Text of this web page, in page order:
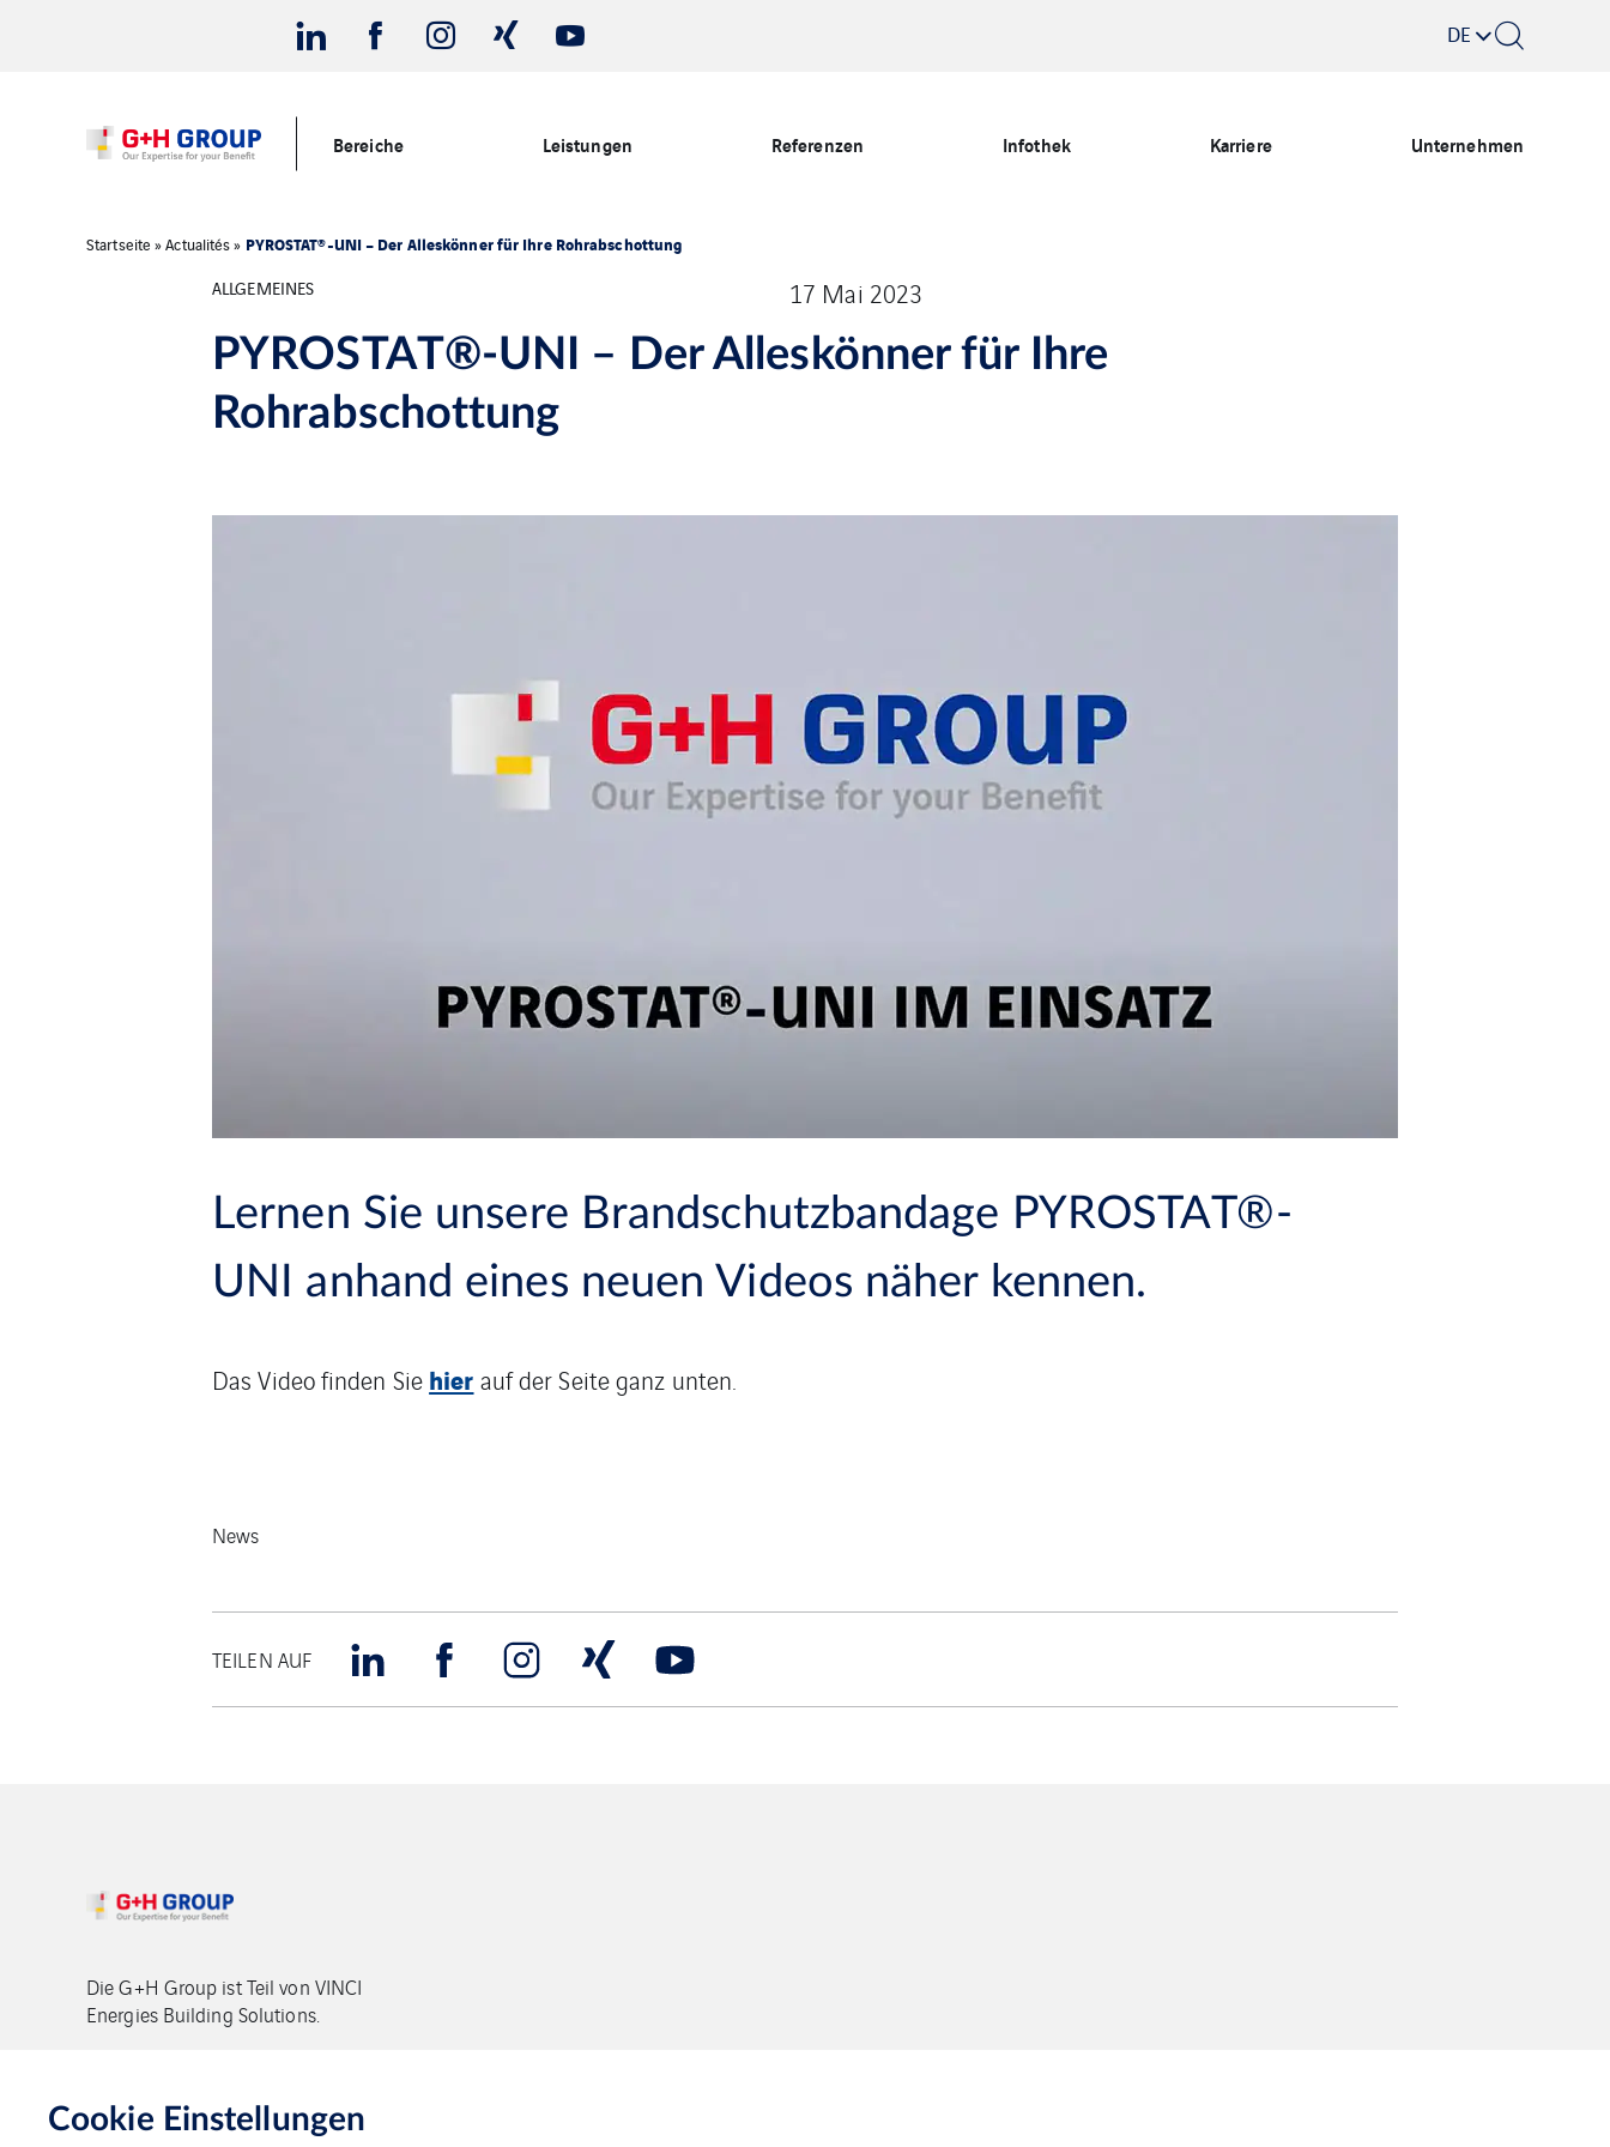
DE
Bereiche Leistungen Referenzen Infothek Karriere Unternehmen
Startseite »Actualités» PYROSTAT®-UNI – Der Alleskönner für Ihre Rohrabschottung
ALLGEMEINES
17 Mai 2023
PYROSTAT®-UNI – Der Alleskönner für Ihre
Rohrabschottung
Lernen Sie unsere Brandschutzbandage PYROSTAT®-
UNI anhand eines neuen Videos näher kennen.
Das Video finden Sie hier auf der Seite ganz unten.
News
TEILEN AUF
Die G+H Group ist Teil von VINCI
Energies Building Solutions.
Cookie Einstellungen